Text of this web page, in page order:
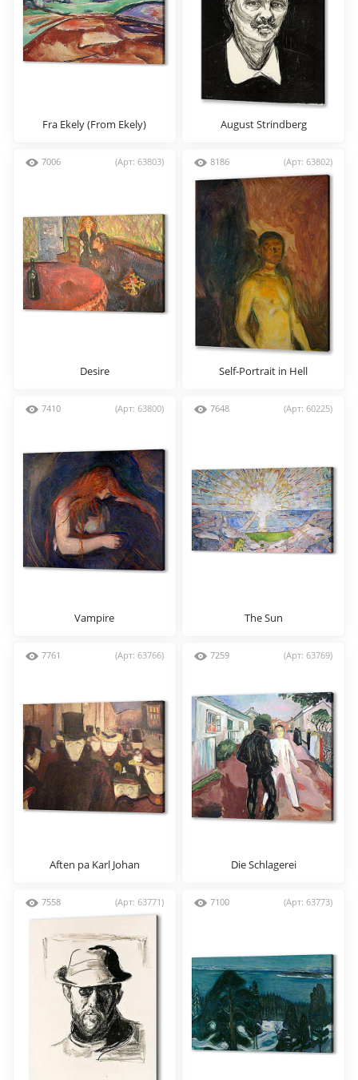
Fra Ekely (From Ekely) August Strindberg
7006 (Арт: 63803)
Desire
8186 (Арт: 63802)
Self-Portrait in Hell
7410 (Арт: 63800)
Vampire
7648 (Арт: 60225)
The Sun
7761 (Арт: 63766)
Aften pa Karl Johan
7259 (Арт: 63769)
Die Schlagerei
7558 (Арт: 63771) 7100 (Арт: 63773)